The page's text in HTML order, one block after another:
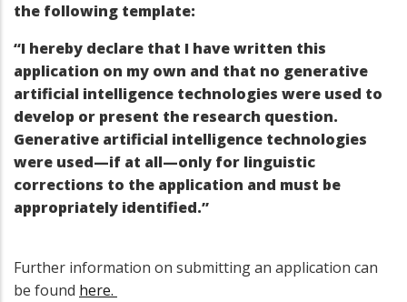
the following template:
“I hereby declare that I have written this
application on my own and that no generative
artificial intelligence technologies were used to
develop or present the research question.
Generative artificial intelligence technologies
were used—if at all—only for linguistic
corrections to the application and must be
appropriately identified.”
Further information on submitting an application can
be found here.